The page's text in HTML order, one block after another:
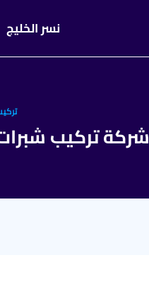
نسر الخليج
شركة تركيب شبرات